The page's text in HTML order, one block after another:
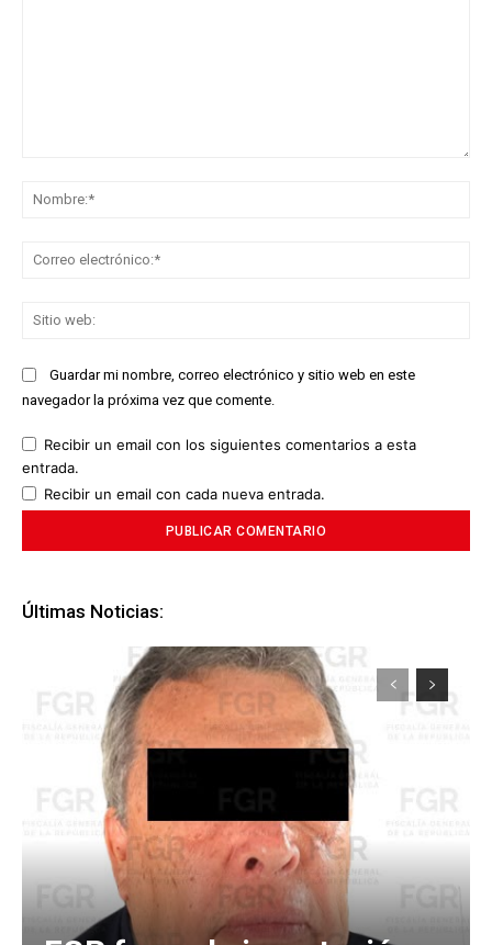
Guardar mi nombre, correo electrónico y sitio web en este
navegador la próxima vez que comente.
Recibir un email con los siguientes comentarios a esta
entrada.
Recibir un email con cada nueva entrada.
Últimas Noticias: